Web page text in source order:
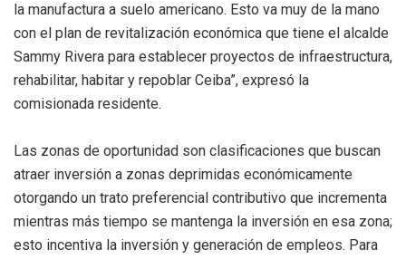
la manufactura a suelo americano. Esto va muy de la mano
con el plan de revitalización económica que tiene el alcalde
Sammy Rivera para establecer proyectos de infraestructura,
rehabilitar, habitar y repoblar Ceiba”, expresó la
comisionada residente.
Las zonas de oportunidad son clasificaciones que buscan
atraer inversión a zonas deprimidas económicamente
otorgando un trato preferencial contributivo que incrementa
mientras más tiempo se mantenga la inversión en esa zona;
esto incentiva la inversión y generación de empleos. Para